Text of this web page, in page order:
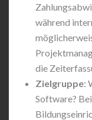
während
die
Zielgruppe:
Software?